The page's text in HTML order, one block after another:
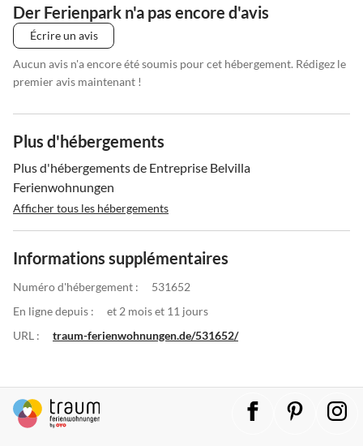
Der Ferienpark n'a pas encore d'avis
Écrire un avis
Aucun avis n'a encore été soumis pour cet hébergement. Rédigez le
premier avis maintenant !
Plus d'hébergements
Plus d'hébergements de Entreprise Belvilla
Ferienwohnungen
Afficher tous les hébergements
Informations supplémentaires
Numéro d'hébergement :
531652
En ligne depuis :
et 2 mois et 11 jours
URL :
traum-ferienwohnungen.de/531652/